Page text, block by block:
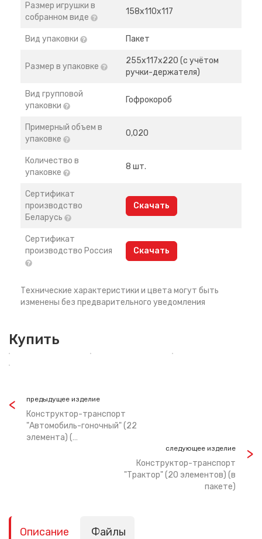
Размер игрушки в
собранном виде
158х110х117
Вид упаковки Пакет
Размер в упаковке
255х117х220 (с учётом
ручки-держателя)
Вид групповой
упаковки
Гофрокороб
Примерный объем в
упаковке
0,020
Количество в
упаковке
8 шт.
Сертификат
производство
Беларусь
Скачать
Сертификат
производство Россия
Скачать
Технические характеристики и цвета могут быть
изменены без предварительного уведомления
Купить
предыдущее изделие
Конструктор-транспорт
"Автомобиль-гоночный" (22
элемента) (…
следующее изделие
Конструктор-транспорт
"Трактор" (20 элементов) (в
пакете)
Описание Файлы